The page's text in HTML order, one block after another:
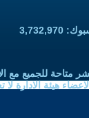
متاحة للجميع مع
هيئة الادارة